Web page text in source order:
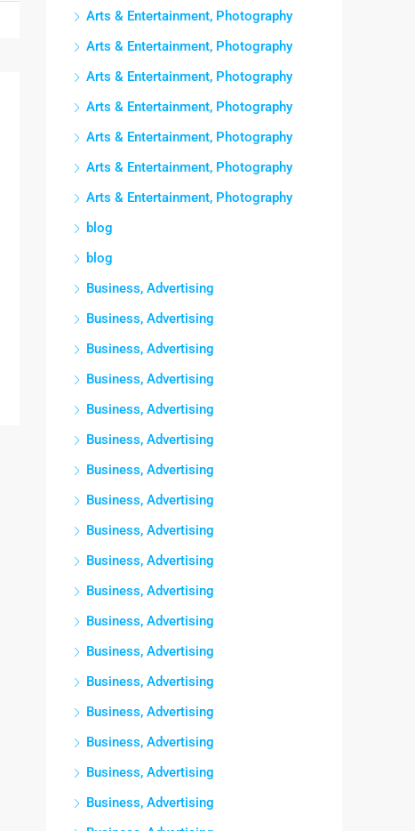
Arts & Entertainment, Photography
Arts & Entertainment, Photography
Arts & Entertainment, Photography
Arts & Entertainment, Photography
Arts & Entertainment, Photography
Arts & Entertainment, Photography
Arts & Entertainment, Photography
blog
blog
Business, Advertising
Business, Advertising
Business, Advertising
Business, Advertising
Business, Advertising
Business, Advertising
Business, Advertising
Business, Advertising
Business, Advertising
Business, Advertising
Business, Advertising
Business, Advertising
Business, Advertising
Business, Advertising
Business, Advertising
Business, Advertising
Business, Advertising
Business, Advertising